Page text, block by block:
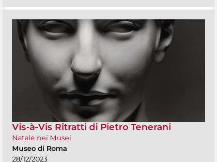
Vis-à-Vis Ritratti di Pietro Tenerani
Natale nei Musei
Museo di Roma
28/12/2023